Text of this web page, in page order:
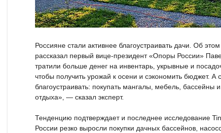
Россияне стали активнее благоустраивать дачи. Об
рассказал первый вице-президент «Опоры России»
тратили больше денег на инвентарь, укрывные и
чтобы получить урожай к осени и сэкономить бюджет. А
благоустраивать: покупать мангалы, мебель, бассейны
отдыха», — сказал эксперт.
Тенденцию подтверждает и последнее исследование
России резко выросли покупки дачных бассейнов,